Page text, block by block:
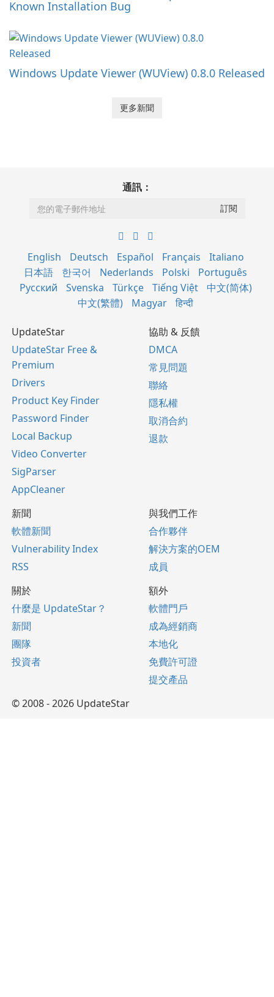
Known Installation Bug
Windows Update Viewer (WUView) 0.8.0 Released
更多新聞
通訊：
English Deutsch Español Français
Italiano
日本語
한국어 Nederlands Polski
Português
Русский
Svenska Türkçe Tiếng Việt
中文(简体)
中文(繁體)
Magyar हिन्दी
UpdateStar
UpdateStar Free &
Premium
Drivers
Product Key Finder
Password Finder
Local Backup
Video Converter
SigParser
AppCleaner
協助 & 反饋
DMCA
常見問題
聯絡
隱私權
取消合約
退款
新聞
軟體新聞
Vulnerability Index
RSS
與我們工作
合作夥伴
解決方案的OEM
成員
關於
什麼是 UpdateStar？
新聞
團隊
投資者
額外
軟體門戶
成為經銷商
本地化
免費許可證
提交產品
© 2008 - 2026 UpdateStar